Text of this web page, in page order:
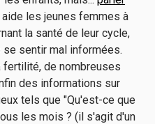
aide les jeunes femmes à
la santé de leur cycle,
sentir mal informées.
fertilité, de nombreuses
des informations sur
tels que "Qu'est-ce que
les mois ? (il s'agit d'un